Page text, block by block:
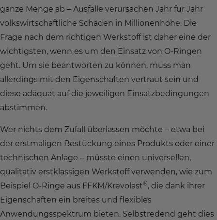
ganze Menge ab – Ausfälle verursachen Jahr für Jahr
volkswirtschaftliche Schäden in Millionenhöhe. Die
Frage nach dem richtigen Werkstoff ist daher eine der
wichtigsten, wenn es um den Einsatz von O-Ringen
geht. Um sie beantworten zu können, muss man
allerdings mit den Eigenschaften vertraut sein und
diese adäquat auf die jeweiligen Einsatzbedingungen
abstimmen.
Wer nichts dem Zufall überlassen möchte – etwa bei
der erstmaligen Bestückung eines Produkts oder einer
technischen Anlage – müsste einen universellen,
qualitativ erstklassigen Werkstoff verwenden, wie zum
Beispiel O-Ringe aus FFKM/Krevolast®, die dank ihrer
Eigenschaften ein breites und flexibles
Anwendungsspektrum bieten. Selbstredend geht dies